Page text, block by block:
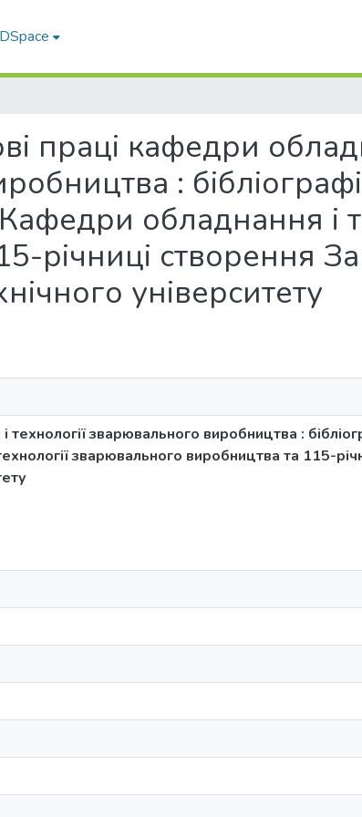
праці кафедри
:
обладнання і
річниці створення
університету
зварювального виробництва :
зварювального виробництва та 115-